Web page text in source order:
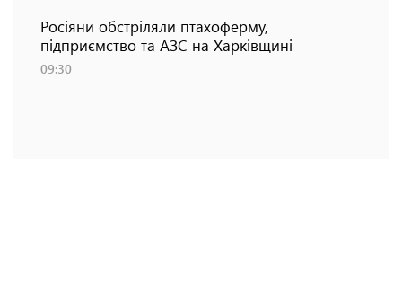
Росіяни обстріляли птахоферму,
підприємство та АЗС на Харківщині
09:30